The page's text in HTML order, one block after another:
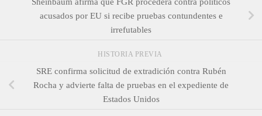
acusados por EU si recibe pruebas contundentes e
irrefutables
HISTORIA PREVIA
SRE confirma solicitud de extradición contra Rubén
Rocha y advierte falta de pruebas en el expediente de
Estados Unidos